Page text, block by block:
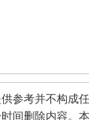
参考并不构成
间删除内容。